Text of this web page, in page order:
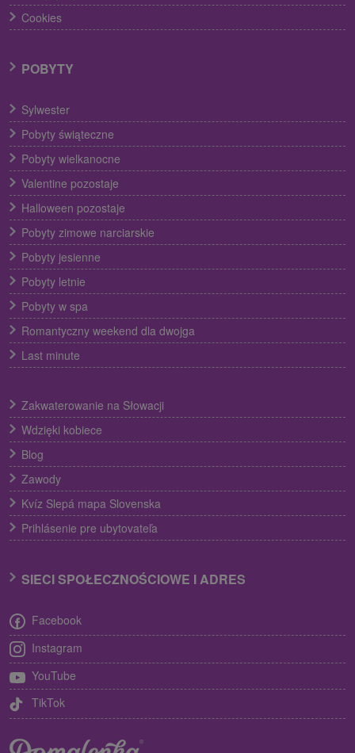
Cookies
POBYTY
Sylwester
Pobyty świąteczne
Pobyty wielkanocne
Valentine pozostaje
Halloween pozostaje
Pobyty zimowe narciarskie
Pobyty jesienne
Pobyty letnie
Pobyty w spa
Romantyczny weekend dla dwojga
Last minute
Zakwaterowanie na Słowacji
Wdzięki kobiece
Blog
Zawody
Kvíz Slepá mapa Slovenska
Prihlásenie pre ubytovateľa
SIECI SPOŁECZNOŚCIOWE I ADRES
Facebook
Instagram
YouTube
TikTok